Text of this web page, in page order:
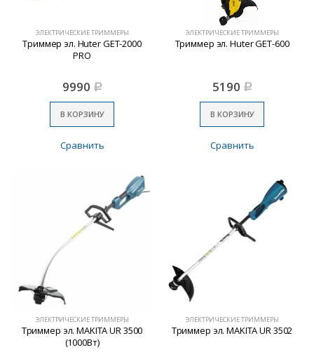
ЭЛЕКТРИЧЕСКИЕ ТРИММЕРЫ
Триммер эл. Huter GET-2000
PRO
9990 Р
В КОРЗИНУ
Сравнить
ЭЛЕКТРИЧЕСКИЕ ТРИММЕРЫ
Триммер эл. Huter GET-600
5190 Р
В КОРЗИНУ
Сравнить
ЭЛЕКТРИЧЕСКИЕ ТРИММЕРЫ
Триммер эл. MAKITA UR 3500
(1000Вт)
ЭЛЕКТРИЧЕСКИЕ ТРИММЕРЫ
Триммер эл. MAKITA UR 3502